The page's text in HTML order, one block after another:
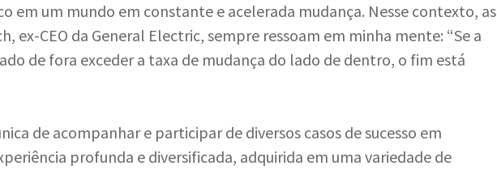
em um mundo em constante e acelerada mudança. Nesse contexto, as
ex-CEO da General Electric, sempre ressoam em minha mente: “Se a
de fora exceder a taxa de mudança do lado de dentro, o fim está
de acompanhar e participar de diversos casos de sucesso em
profunda e diversificada, adquirida em uma variedade de